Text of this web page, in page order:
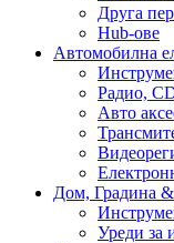
Друга
Hub-ове
Автомобилна
Радио,
Авто
Дом, Градина &
Уреди за